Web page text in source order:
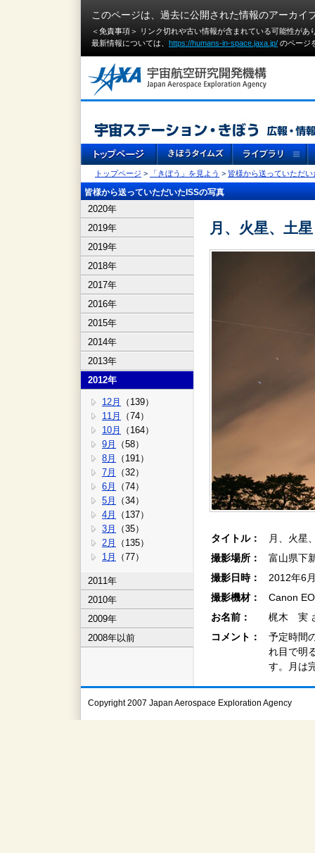
このページは、過去に公開された情報のアーカイ
＜免責事項＞ リンク切れや古い情報が含まれている可能性が
最新情報については、 https://humans-in-space.jaxa.jp/ のページ
トップページ > 「きぼう」を見よう > 皆様から送っていただい
皆様から送っていただいたISSの写真
2020年
2019年
2019年
2018年
2017年
2016年
2015年
2014年
2013年
2012年
12月
（139）
11月
（74）
10月
（164）
9月
（58）
8月
（191）
7月
（32）
6月
（74）
5月
（34）
4月
（137）
3月
（35）
2月
（135）
1月
（77）
2011年
2010年
2009年
2008年以前
月、火星、土
タイトル：
月、火星
撮影場所：
富山県下
撮影日時：
2012年6
撮影機材：
Canon
お名前：
梶木 実
コメント：
予定時間
れ目で明
す。月は
Copyright 2007 Japan Aerospace Exploration Agency